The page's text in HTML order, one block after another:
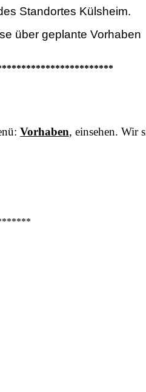
Standortes Külsheim.
über geplante Vorhaben
Vorhaben, einsehen. Wir